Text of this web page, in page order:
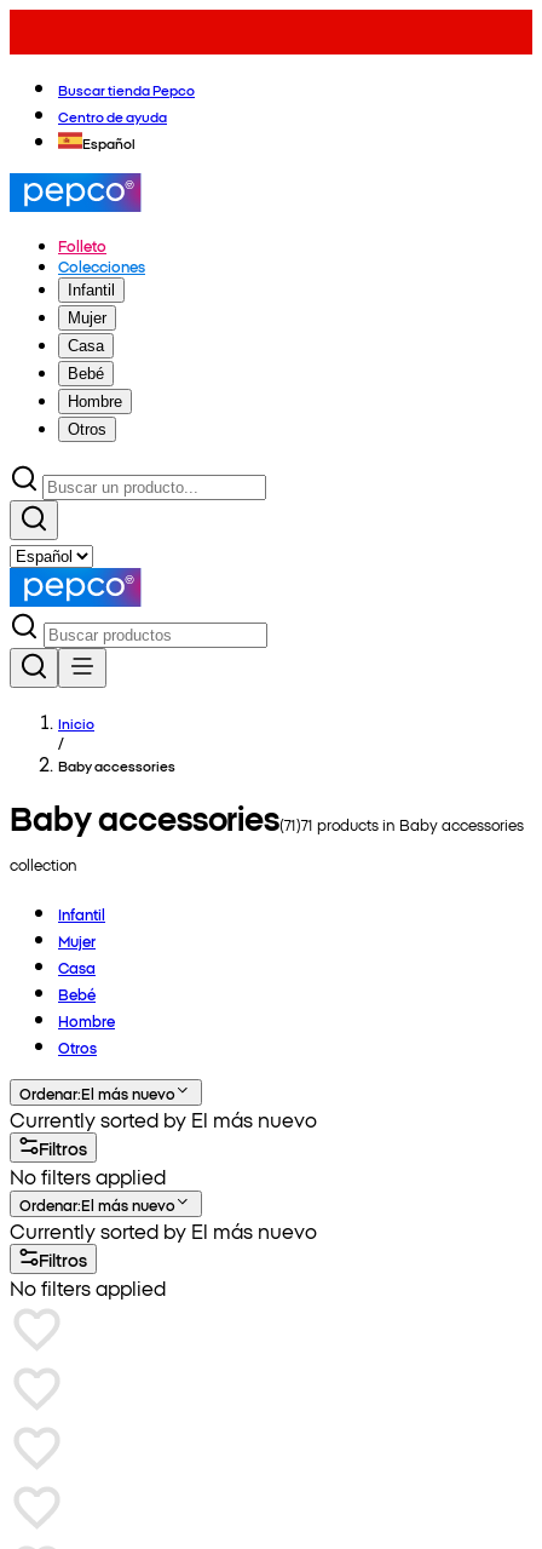
Buscar tienda Pepco
Centro de ayuda
Español
Folleto
Colecciones
Infantil
Mujer
Casa
Bebé
Hombre
Otros
Inicio
/
Baby accessories
Baby accessories(71)71 products in Baby accessories
collection
Infantil
Mujer
Casa
Bebé
Hombre
Otros
Ordenar:El más nuevo
Currently sorted by El más nuevo
Filtros
No filters applied
Ordenar:El más nuevo
Currently sorted by El más nuevo
Filtros
No filters applied